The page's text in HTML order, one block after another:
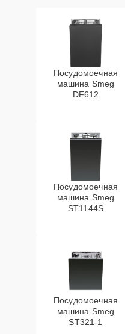
Посудомоечная
машина Smeg
DF612
Посудомоечная
машина Smeg
ST1144S
Посудомоечная
машина Smeg
ST321-1